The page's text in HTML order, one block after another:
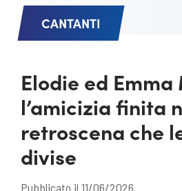
CANTANTI
Elodie ed
l’amicizia finita
retroscena che
divise
Pubblicato il 11/06/2026